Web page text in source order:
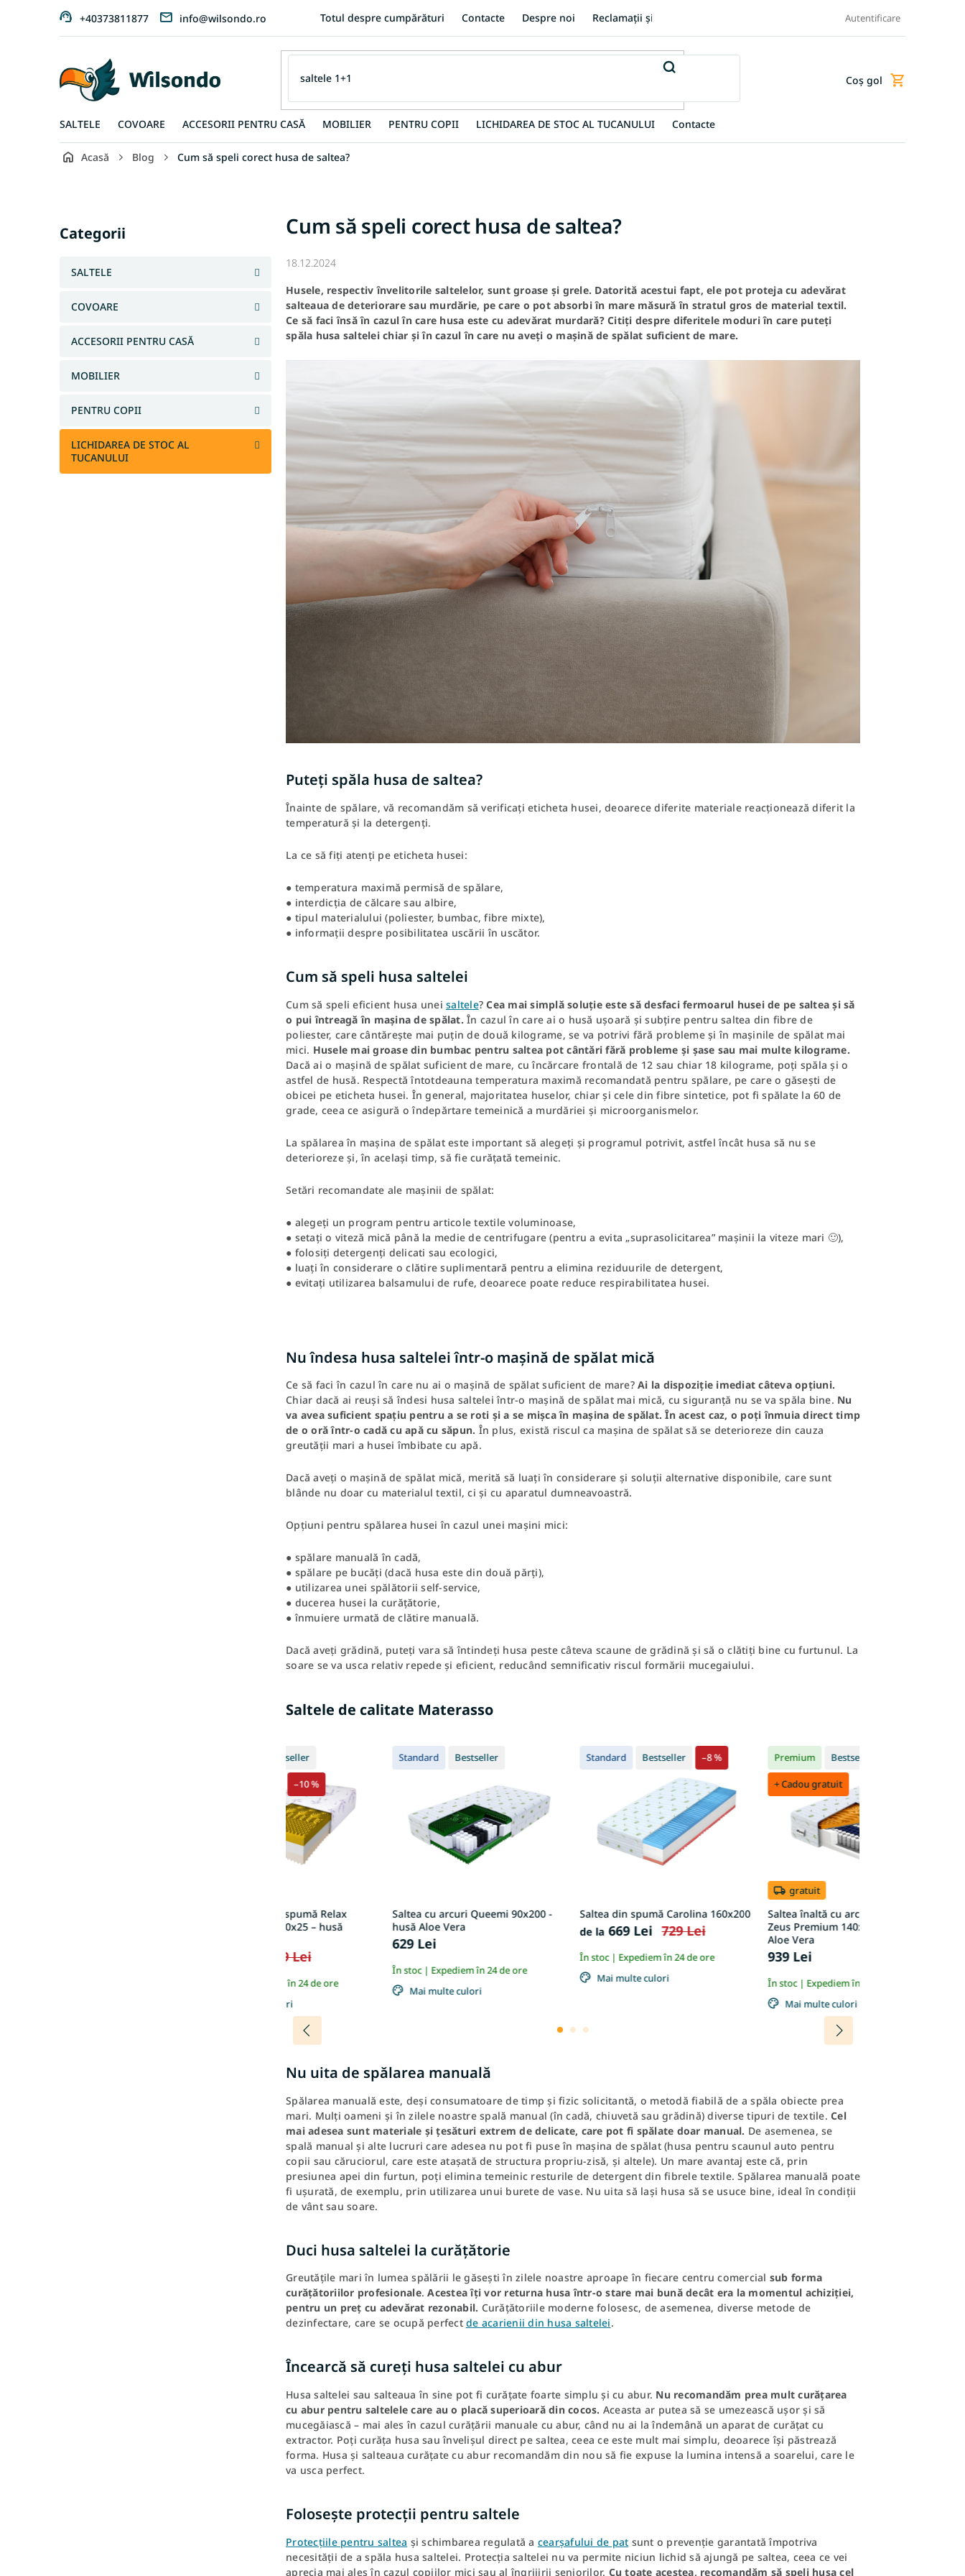
+40373811877 info@wilsondo.ro Totul despre cumpărături Contacte Despre noi Reclamații și retur produse Termeni și condiții
Autentificare
Coş
Coş gol
SALTELE COVOARE ACCESORII PENTRU CASĂ MOBILIER PENTRU COPII LICHIDAREA DE STOC AL TUCANULUI Contacte
Acasă Blog Cum să speli corect husa de saltea?
ă
l
peste
categorii
Categorii
SALTELE
COVOARE
ACCESORII PENTRU CASĂ
MOBILIER
PENTRU COPII
LICHIDAREA DE STOC AL
TUCANULUI
Cum să speli corect husa de saltea?
18.12.2024
Husele, respectiv învelitorile saltelelor, sunt groase și grele. Datorită acestui fapt, ele pot proteja cu adevărat
salteaua de deteriorare sau murdărie, pe care o pot absorbi în mare măsură în stratul gros de material textil.
Ce să faci însă în cazul în care husa este cu adevărat murdară? Citiți despre diferitele moduri în care puteți
spăla husa saltelei chiar și în cazul în care nu aveți o mașină de spălat suficient de mare.
Puteți spăla husa de saltea?
Înainte de spălare, vă recomandăm să verificați eticheta husei, deoarece diferite materiale reacționează diferit la
temperatură și la detergenți.
La ce să fiți atenți pe eticheta husei:
● temperatura maximă permisă de spălare,
● interdicția de călcare sau albire,
● tipul materialului (poliester, bumbac, fibre mixte),
● informații despre posibilitatea uscării în uscător.
Cum să speli husa saltelei
Cum să speli eficient husa unei saltele?Cea mai simplă soluție este să desfaci fermoarul husei de pe saltea și să
o pui întreagă în mașina de spălat. În cazul în care ai o husă ușoară și subțire pentru saltea din fibre de
poliester, care cântărește mai puțin de două kilograme, se va potrivi fără probleme și în mașinile de spălat mai
mici. Husele mai groase din bumbac pentru saltea pot cântări fără probleme și șase sau mai multe kilograme.
Dacă ai o mașină de spălat suficient de mare, cu încărcare frontală de 12 sau chiar 18 kilograme, poți spăla și o
astfel de husă. Respectă întotdeauna temperatura maximă recomandată pentru spălare, pe care o găsești de
obicei pe eticheta husei. În general, majoritatea huselor, chiar și cele din fibre sintetice, pot fi spălate la 60 de
grade, ceea ce asigură o îndepărtare temeinică a murdăriei și microorganismelor.
La spălarea în mașina de spălat este important să alegeți și programul potrivit, astfel încât husa să nu se
deterioreze și, în același timp, să fie curățată temeinic.
Setări recomandate ale mașinii de spălat:
● alegeți un program pentru articole textile voluminoase,
● setați o viteză mică până la medie de centrifugare (pentru a evita „suprasolicitarea” mașinii la viteze mari 🙂),
● folosiți detergenți delicati sau ecologici,
● luați în considerare o clătire suplimentară pentru a elimina reziduurile de detergent,
● evitați utilizarea balsamului de rufe, deoarece poate reduce respirabilitatea husei.
Nu îndesa husa saltelei într-o mașină de spălat mică
Ce să faci în cazul în care nu ai o mașină de spălat suficient de mare? Ai la dispoziție imediat câteva opțiuni.
Chiar dacă ai reuși să îndesi husa saltelei într-o mașină de spălat mai mică, cu siguranță nu se va spăla bine. Nu
va avea suficient spațiu pentru a se roti și a se mișca în mașina de spălat. În acest caz, o poți înmuia direct timp
de o oră într-o cadă cu apă cu săpun. În plus, există riscul ca mașina de spălat să se deterioreze din cauza
greutății mari a husei îmbibate cu apă.
Dacă aveți o mașină de spălat mică, merită să luați în considerare și soluții alternative disponibile, care sunt
blânde nu doar cu materialul textil, ci și cu aparatul dumneavoastră.
Opțiuni pentru spălarea husei în cazul unei mașini mici:
● spălare manuală în cadă,
● spălare pe bucăți (dacă husa este din două părți),
● utilizarea unei spălătorii self-service,
● ducerea husei la curățătorie,
● înmuiere urmată de clătire manuală.
Dacă aveți grădină, puteți vara să întindeți husa peste câteva scaune de grădină și să o clătiți bine cu furtunul. La
soare se va usca relativ repede și eficient, reducând semnificativ riscul formării mucegaiului.
Saltele de calitate Materasso
Standard Bestseller
Saltea cu arcuri Queemi 90x200 -
husă Aloe Vera
629 Lei
În stoc | Expediem în 24 de ore
Mai multe culori
Standard Bestseller –8 %
Saltea din spumă Carolina 160x200
de la 669 Lei 729 Lei
În stoc | Expediem în 24 de ore
Mai multe culori
Premium Bestseller
+ Cadou gratuit
gratuit
Saltea înaltă cu arcuri împachetate
Zeus Premium 140x200x24 – husă
Aloe Vera
939 Lei
În stoc | Expediem în 24 de ore
Mai multe culori
Bestseller
–10 %
Saltea înaltă din spumă Relax
Premium 140x200x25 – husă
1 019 Lei
În stoc | Expediem în 24 de ore
Mai multe culori
Nu uita de spălarea manuală
Spălarea manuală este, deși consumatoare de timp și fizic solicitantă, o metodă fiabilă de a spăla obiecte prea
mari. Mulți oameni și în zilele noastre spală manual (în cadă, chiuvetă sau grădină) diverse tipuri de textile. Cel
mai adesea sunt materiale și țesături extrem de delicate, care pot fi spălate doar manual. De asemenea, se
spală manual și alte lucruri care adesea nu pot fi puse în mașina de spălat (husa pentru scaunul auto pentru
copii sau căruciorul, care este atașată de structura propriu-zisă, și altele). Un mare avantaj este că, prin
presiunea apei din furtun, poți elimina temeinic resturile de detergent din fibrele textile. Spălarea manuală poate
fi ușurată, de exemplu, prin utilizarea unui burete de vase. Nu uita să lași husa să se usuce bine, ideal în condiții
de vânt sau soare.
Duci husa saltelei la curățătorie
Greutățile mari în lumea spălării le găsești în zilele noastre aproape în fiecare centru comercial sub forma
curățătoriilor profesionale.Acestea îți vor returna husa într-o stare mai bună decât era la momentul achiziției,
pentru un preț cu adevărat rezonabil. Curățătoriile moderne folosesc, de asemenea, diverse metode de
dezinfectare, care se ocupă perfect de acarienii din husa saltelei.
Încearcă să cureți husa saltelei cu abur
Husa saltelei sau salteaua în sine pot fi curățate foarte simplu și cu abur. Nu recomandăm prea mult curățarea
cu abur pentru saltelele care au o placă superioară din cocos. Aceasta ar putea să se umezească ușor și să
mucegăiască – mai ales în cazul curățării manuale cu abur, când nu ai la îndemână un aparat de curățat cu
extractor. Poți curăța husa sau învelișul direct pe saltea, ceea ce este mult mai simplu, deoarece își păstrează
forma. Husa și salteaua curățate cu abur recomandăm din nou să fie expuse la lumina intensă a soarelui, care le
va usca perfect.
Folosește protecții pentru saltele
Protecțiile pentru saltea și schimbarea regulată a cearșafului de pat sunt o prevenție garantată împotriva
necesității de a spăla husa saltelei. Protecția saltelei nu va permite niciun lichid să ajungă pe saltea, ceea ce vei
aprecia mai ales în cazul copiilor mici sau al îngrijirii seniorilor. Cu toate acestea, recomandăm să speli husa cel